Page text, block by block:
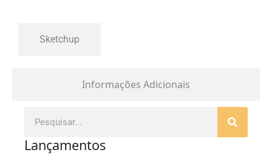
Informações Adicionais
Sketchup
Lançamentos